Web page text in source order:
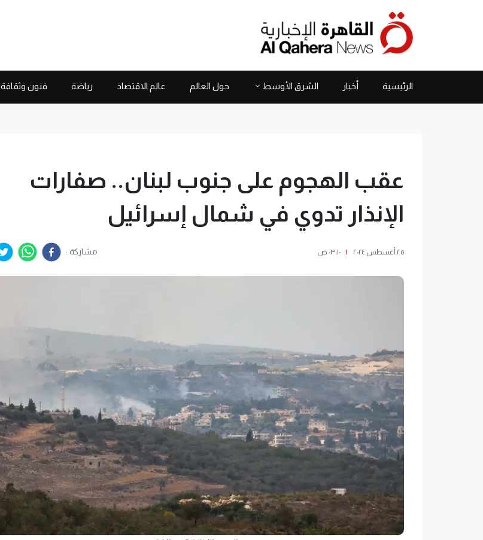
الرئيسية أخبار الشرق الأوسط حول العالم عالم الاقتصاد رياضة فنون وثقافة
عقب الهجوم على جنوب لبنان.. صفارات
الإنذار تدوي في شمال إسرائيل
٢٥ أغسطس ٢٠٢٤ | ٠٣:١٠ ص مشاركة :